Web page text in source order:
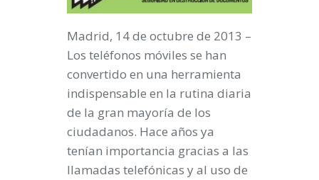
Madrid, 14 de octubre de 2013 –
Los teléfonos móviles se han
convertido en una herramienta
indispensable en la rutina diaria
de la gran mayoría de los
ciudadanos. Hace años ya
tenían importancia gracias a las
llamadas telefónicas y al uso de